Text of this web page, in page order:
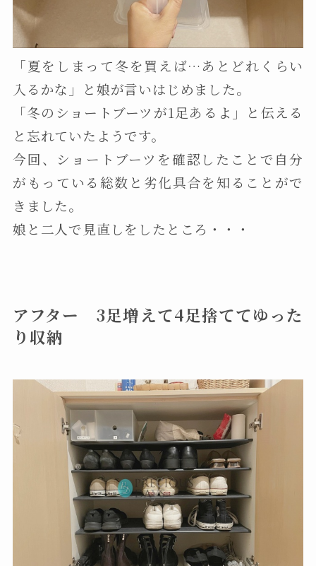
「夏をしまって冬を買えば…あとどれくらい
入るかな」と娘が言いはじめました。
「冬のショートブーツが1足あるよ」と伝える
と忘れていたようです。
今回、ショートブーツを確認したことで自分
がもっている総数と劣化具合を知ることがで
きました。
娘と二人で見直しをしたところ・・・
アフター 3足増えて4足捨ててゆった
り収納